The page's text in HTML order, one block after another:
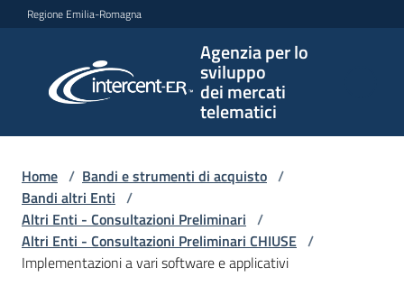
Vai al contenuto
Vai alla navigazione
Vai al footer
Regione Emilia-Romagna
Agenzia per lo
sviluppo
dei mercati
telematici
per lo
sviluppo
telematici
L'Agenzia
Home / Bandi e strumenti di acquisto /
Bandi altri Enti /
Altri Enti - Consultazioni Preliminari /
Altri Enti - Consultazioni Preliminari CHIUSE /
Implementazioni a vari software e applicativi